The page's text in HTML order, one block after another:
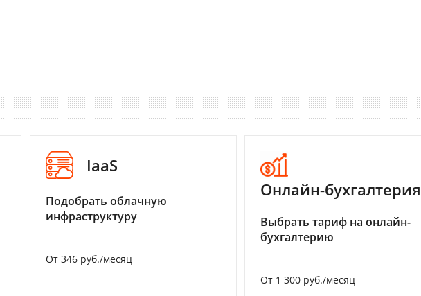
IaaS
Подобрать облачную
инфраструктуру
От 346 руб./месяц
Онлайн-бухгалтерия
Выбрать тариф на онлайн-
бухгалтерию
От 1 300 руб./месяц